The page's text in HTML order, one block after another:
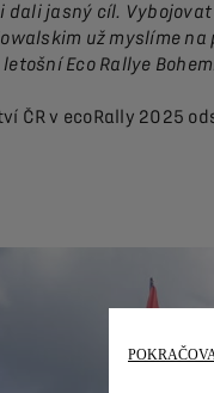
dali jasný cíl.
už myslíme
letošní Eco Rallye
ČR v ecoRally 2025